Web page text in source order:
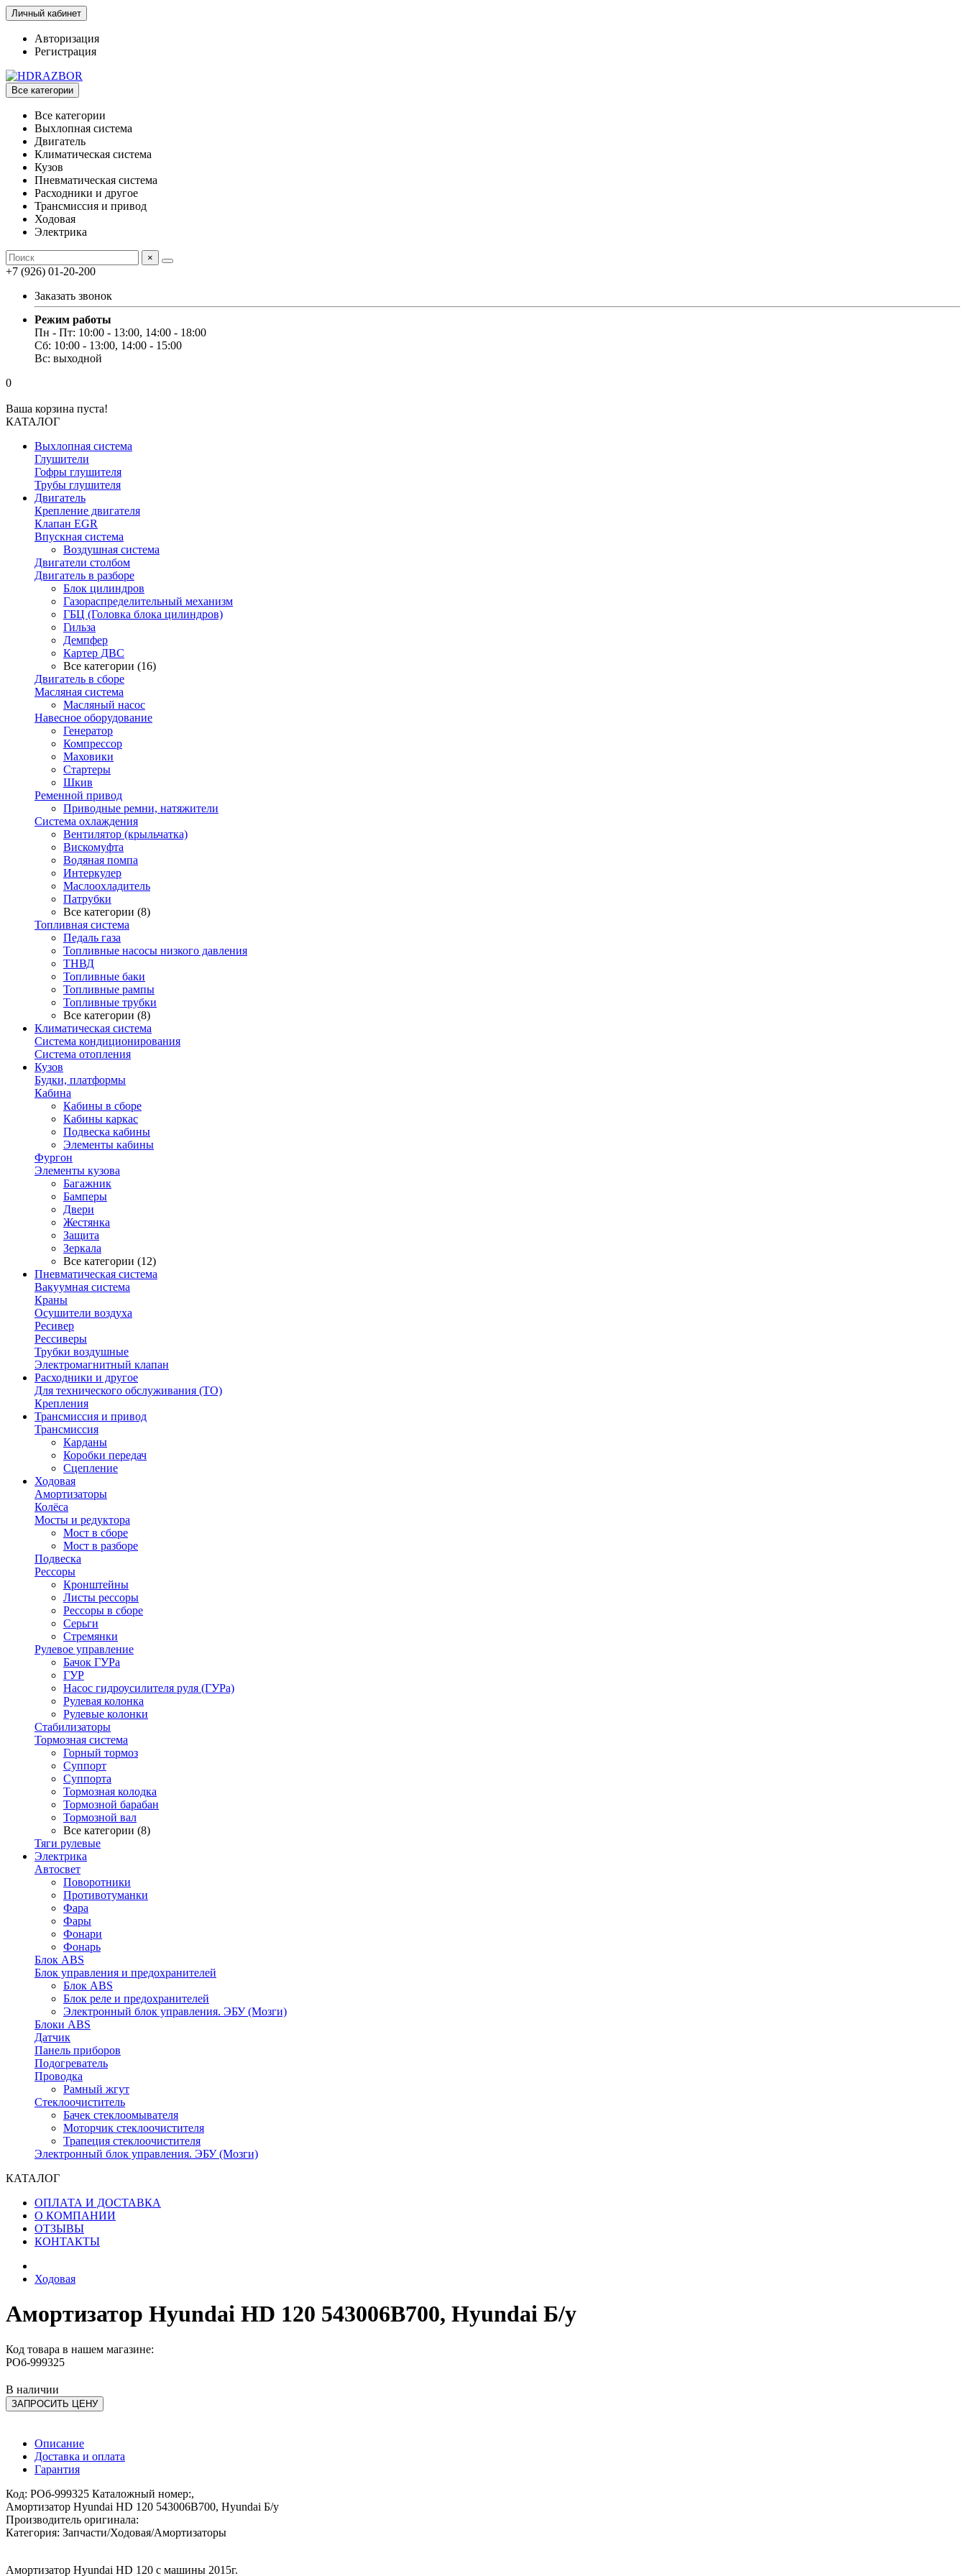
Личный кабинет
Авторизация
Регистрация
Все категории
Все категории
Выхлопная система
Двигатель
Климатическая система
Кузов
Пневматическая система
Расходники и другое
Трансмиссия и привод
Ходовая
Электрика
×
+7 (926) 01-20-200
Заказать звонок
Режим работы
Пн - Пт: 10:00 - 13:00, 14:00 - 18:00
Сб: 10:00 - 13:00, 14:00 - 15:00
Вс: выходной
0
Ваша корзина пуста!
КАТАЛОГ
Выхлопная система
Глушители
Гофры глушителя
Трубы глушителя
Двигатель
Крепление двигателя
Клапан EGR
Впускная система
Воздушная система
Двигатели столбом
Двигатель в разборе
Блок цилиндров
Газораспределительный механизм
ГБЦ (Головка блока цилиндров)
Гильза
Демпфер
Картер ДВС
Все категории (16)
Двигатель в сборе
Масляная система
Масляный насос
Навесное оборудование
Генератор
Компрессор
Маховики
Стартеры
Шкив
Ременной привод
Приводные ремни, натяжители
Система охлаждения
Вентилятор (крыльчатка)
Вискомуфта
Водяная помпа
Интеркулер
Маслоохладитель
Патрубки
Все категории (8)
Топливная система
Педаль газа
Топливные насосы низкого давления
ТНВД
Топливные баки
Топливные рампы
Топливные трубки
Все категории (8)
Климатическая система
Система кондиционирования
Система отопления
Кузов
Будки, платформы
Кабина
Кабины в сборе
Кабины каркас
Подвеска кабины
Элементы кабины
Фургон
Элементы кузова
Багажник
Бамперы
Двери
Жестянка
Защита
Зеркала
Все категории (12)
Пневматическая система
Вакуумная система
Краны
Осушители воздуха
Ресивер
Рессиверы
Трубки воздушные
Электромагнитный клапан
Расходники и другое
Для технического обслуживания (ТО)
Крепления
Трансмиссия и привод
Трансмиссия
Карданы
Коробки передач
Сцепление
Ходовая
Амортизаторы
Колёса
Мосты и редуктора
Мост в сборе
Мост в разборе
Подвеска
Рессоры
Кронштейны
Листы рессоры
Рессоры в сборе
Серьги
Стремянки
Рулевое управление
Бачок ГУРа
ГУР
Насос гидроусилителя руля (ГУРа)
Рулевая колонка
Рулевые колонки
Стабилизаторы
Тормозная система
Горный тормоз
Суппорт
Суппорта
Тормозная колодка
Тормозной барабан
Тормозной вал
Все категории (8)
Тяги рулевые
Электрика
Автосвет
Поворотники
Противотуманки
Фара
Фары
Фонари
Фонарь
Блок ABS
Блок управления и предохранителей
Блок ABS
Блок реле и предохранителей
Электронный блок управления. ЭБУ (Мозги)
Блоки ABS
Датчик
Панель приборов
Подогреватель
Проводка
Рамный жгут
Стеклоочиститель
Бачек стеклоомывателя
Моторчик стеклоочистителя
Трапеция стеклоочистителя
Электронный блок управления. ЭБУ (Мозги)
КАТАЛОГ
ОПЛАТА И ДОСТАВКА
О КОМПАНИИ
ОТЗЫВЫ
КОНТАКТЫ
Ходовая
Амортизатор Hyundai HD 120 543006B700, Hyundai Б/у
Код товара в нашем магазине:
РОб-999325
В наличии
ЗАПРОСИТЬ ЦЕНУ
Описание
Доставка и оплата
Гарантия
Код: РОб-999325 Каталожный номер:,
Амортизатор Hyundai HD 120 543006B700, Hyundai Б/у
Производитель оригинала:
Категория: Запчасти/Ходовая/Амортизаторы
Амортизатор Hyundai HD 120 с машины 2015г.